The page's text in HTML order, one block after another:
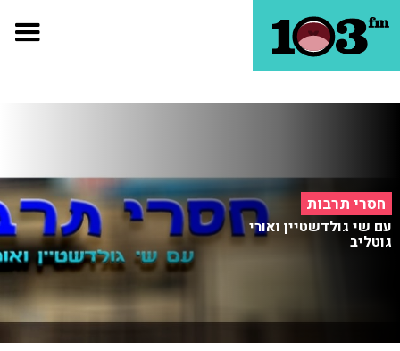
חסרי תרבות
עם שי גולדשטיין ואורי
גוטליב